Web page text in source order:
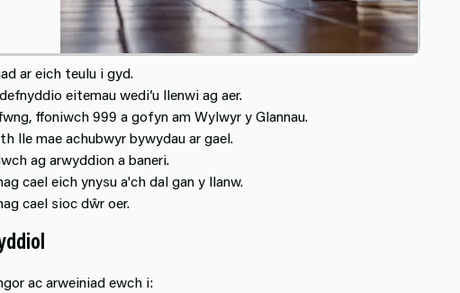
ar eich teulu i gyd.
eitemau wedi’u llenwi ag aer.
ffoniwch 999 a gofyn am Wylwyr y Glannau.
lle mae achubwyr bywydau ar gael.
ag arwyddion a baneri.
cael eich ynysu a'ch dal gan y llanw.
cael sioc dŵr oer.
ac arweiniad ewch i: